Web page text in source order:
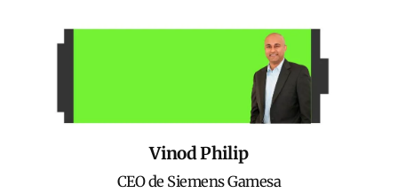
Vinod Philip
CEO de Siemens Gamesa